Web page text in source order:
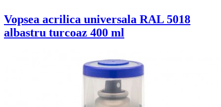
Vopsea acrilica universala RAL 5018
albastru turcoaz 400 ml